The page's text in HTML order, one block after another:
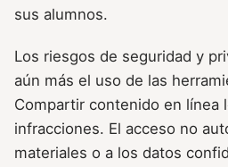
sus alumnos.
Los riesgos de seguridad y
aún más el uso de las
Compartir contenido en línea
infracciones. El acceso no
materiales o a los datos